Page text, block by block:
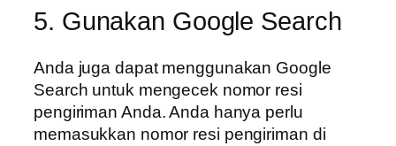
5. Gunakan Google Search
Anda juga dapat menggunakan Google
Search untuk mengecek nomor resi
pengiriman Anda. Anda hanya perlu
memasukkan nomor resi pengiriman di